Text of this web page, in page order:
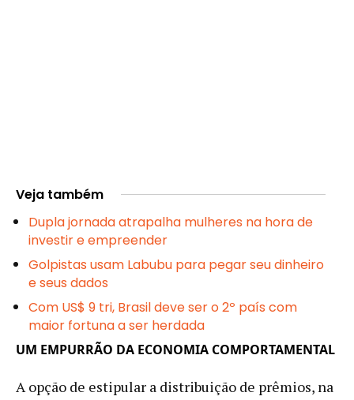
Veja também
Dupla jornada atrapalha mulheres na hora de
investir e empreender
Golpistas usam Labubu para pegar seu dinheiro
e seus dados
Com US$ 9 tri, Brasil deve ser o 2º país com
maior fortuna a ser herdada
UM EMPURRÃO DA ECONOMIA COMPORTAMENTAL
A opção de estipular a distribuição de prêmios, na